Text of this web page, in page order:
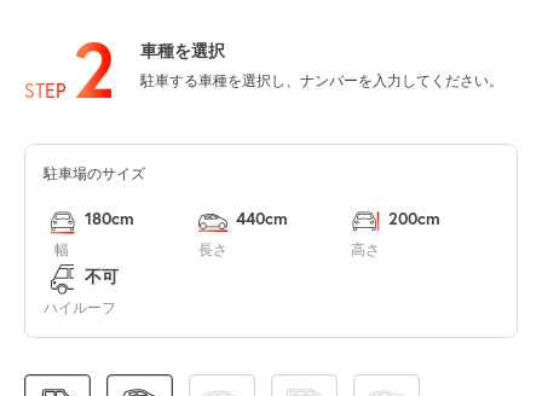
8月12日 (水) 休
STEP 2 車種を選択
駐車する車種を選択し、ナンバーを入力してください。
駐車場のサイズ
幅
180cm
長さ
440cm
高さ
200cm
ハイルーフ
不可